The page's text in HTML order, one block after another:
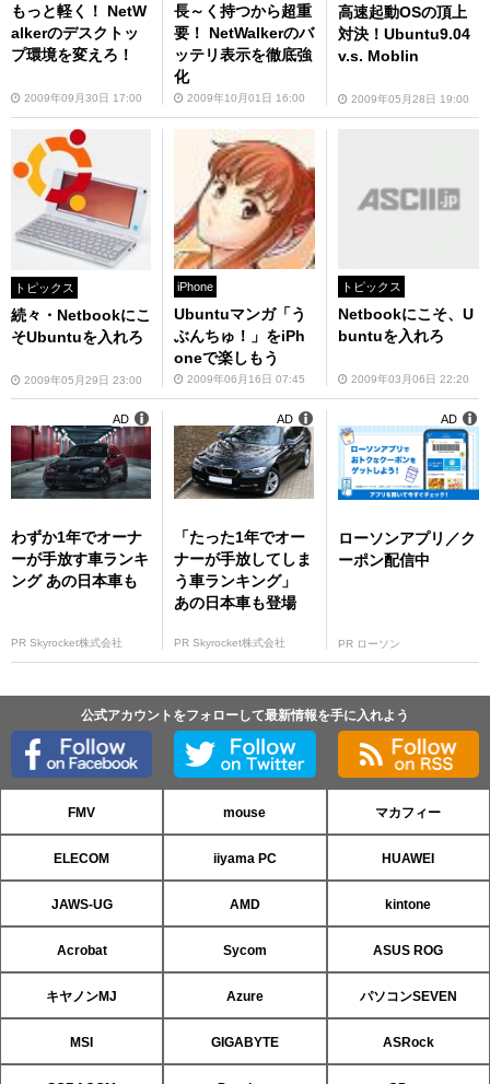
もっと軽く！ NetW
alkerのデスクトッ
プ環境を変えろ！
2009年09月30日 17:00
長～く持つから超重
要！ NetWalkerのバ
ッテリ表示を徹底強
化
2009年10月01日 16:00
高速起動OSの頂上
対決！Ubuntu9.04
v.s. Moblin
2009年05月28日 19:00
トピックス
続々・Netbookにこ
そUbuntuを入れろ
2009年05月29日 23:00
iPhone
Ubuntuマンガ「う
ぶんちゅ！」をiPh
oneで楽しもう
2009年06月16日 07:45
トピックス
Netbookにこそ、U
buntuを入れろ
2009年03月06日 22:20
わずか1年でオーナ
ーが手放す車ランキ
ング あの日本車も
PR Skyrocket株式会社
AD
「たった1年でオー
ナーが手放してしま
う車ランキング」
あの日本車も登場
PR Skyrocket株式会社
AD
ローソンアプリ／ク
ーポン配信中
PR ローソン
AD
公式アカウントをフォローして最新情報を手に入れよう
FMV mouse マカフィー
ELECOM iiyama PC HUAWEI
JAWS-UG AMD kintone
Acrobat Sycom ASUS ROG
キヤノンMJ Azure パソコンSEVEN
MSI GIGABYTE ASRock